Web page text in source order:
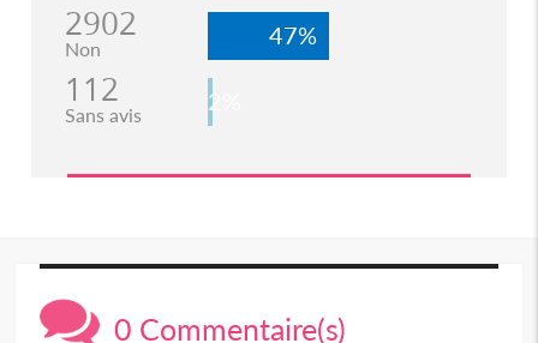
2902
Non 47%
112
Sans avis 2%
0 Commentaire(s)